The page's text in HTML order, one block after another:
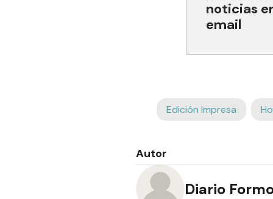
noticias
email
Edición Impresa
Autor
Diario